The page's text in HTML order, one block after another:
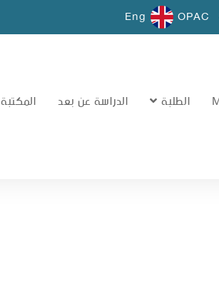
OPAC
Eng
الطلبة الدراسة عن بعد المكتبة